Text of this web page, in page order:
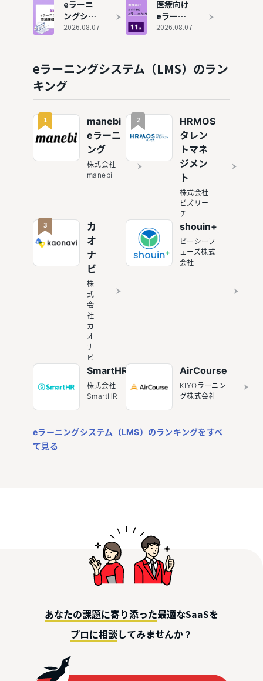
DX対応
おすすめ
5選！教
（LMS）
おすすめ
管理を効
eラーニ
ングシス
テムのシ
は？おす
すめツー
ル7選も
紹介
2026.08.07
医療向け
eラーニ
ングシス
おすすめ
11選！無
るサービ
2026.08.07
eラーニングシステム（LMS）のラン
キング
1
manebi
eラーニ
ング
株式会社
manebi
2
HRMOS
タレン
トマネ
ジメン
ト
株式会社
ビズリー
チ
3
カ
オ
ナ
ビ
株
式
会
社
カ
オ
ナ
ビ
shouin+
ピーシーフ
ェーズ株式
会社
SmartHR
株式会社
SmartHR
AirCourse
KIYOラーニン
グ株式会社
eラーニングシステム（LMS）のランキングをすべ
て見る
あなたの課題に寄り添った最適なSaaSを
プロに相談してみませんか？